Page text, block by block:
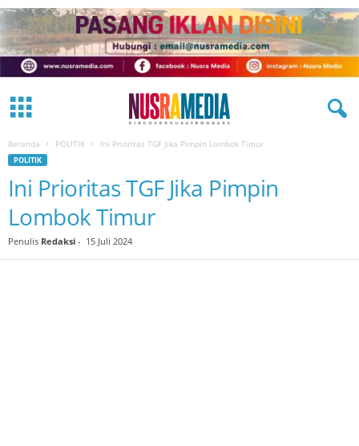
Beranda POLITIK Ini Prioritas TGF Jika Pimpin Lombok Timur
POLITIK
Ini Prioritas TGF Jika Pimpin
Lombok Timur
Penulis Redaksi - 15 Juli 2024